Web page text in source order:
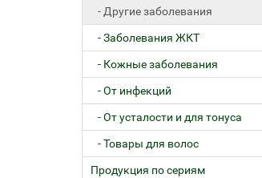
- Другие заболевания
- Заболевания ЖКТ
- Кожные заболевания
- От инфекций
- От усталости и для тонуса
- Товары для волос
Продукция по сериям